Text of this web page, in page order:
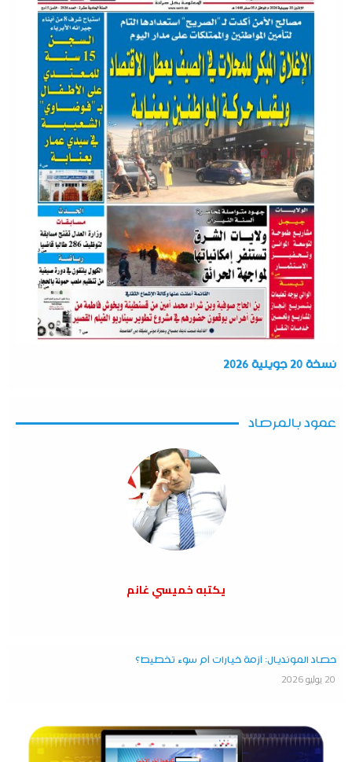
نسخة 20 جويلية 2026
عمود بالمرصاد
يكتبه خميسي غانم
حصاد المونديال: أزمة خيارات أم سوء تخطيط؟
20 يوليو 2026